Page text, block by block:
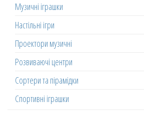
Музичні іграшки
Настільні ігри
Проектори музичні
Розвиваючі центри
Сортери та пірамідки
Спортивні іграшки